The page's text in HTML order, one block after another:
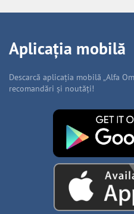
Aplicația mobilă
Descarcă aplicația mobilă „Alfa
recomandări și noutăți!